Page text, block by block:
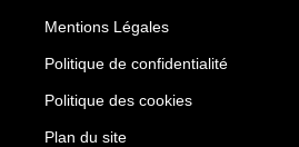
Mentions Légales
Politique de confidentialité
Politique des cookies
Plan du site